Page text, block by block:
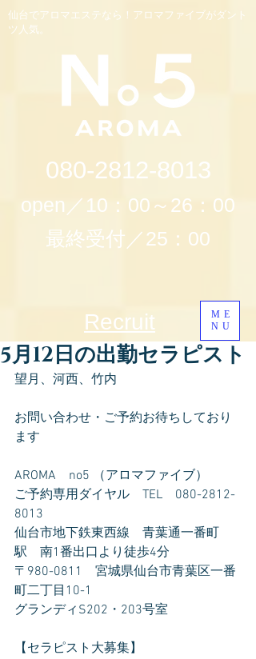
仙台でアロマエステなら！アロマファイブがダント
ツ人気。
080-2812-8013
open／10：00～26：00
最終受付／25：00
ME
NU
Recruit
5月12日の出勤セラピスト
望月、河西、竹内
お問い合わせ・ご予約お待ちしており
ます
AROMA　no5 （アロマファイブ）
ご予約専用ダイヤル　TEL　080-2812-
8013
仙台市地下鉄東西線　青葉通一番町
駅　南1番出口より徒歩4分
〒980-0811　宮城県仙台市青葉区一番
町二丁目10-1
グランディS202・203号室
【セラピスト大募集】